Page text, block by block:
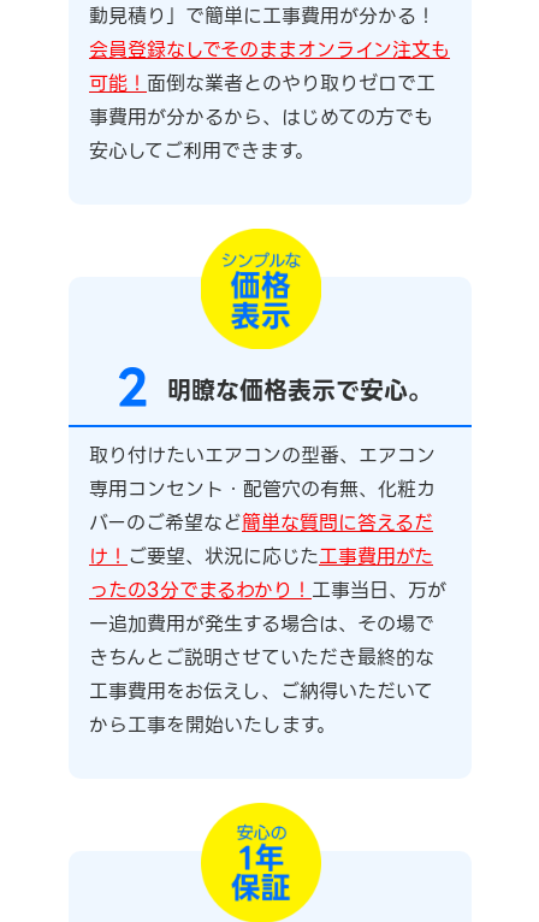
動見積り」で簡単に工事費用が分かる！
会員登録なしでそのままオンライン注文も
可能！面倒な業者とのやり取りゼロで工
事費用が分かるから、はじめての方でも
安心してご利用できます。
2 明瞭な価格表示で安心。
取り付けたいエアコンの型番、エアコン
専用コンセント・配管穴の有無、化粧カ
バーのご希望など簡単な質問に答えるだ
け！ご要望、状況に応じた工事費用がた
ったの3分でまるわかり！工事当日、万が
一追加費用が発生する場合は、その場で
きちんとご説明させていただき最終的な
工事費用をお伝えし、ご納得いただいて
から工事を開始いたします。